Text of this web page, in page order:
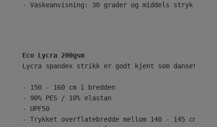
- Vaskeanvisning: 30 grader og middels stryk
Eco Lycra 200gsm
Lycra spandex strikk er godt kjent som
- 150 - 160 cm i bredden
- 90% PES / 10% elastan
- UPF50
- Trykket overflatebredde mellom 140 - 145 cm